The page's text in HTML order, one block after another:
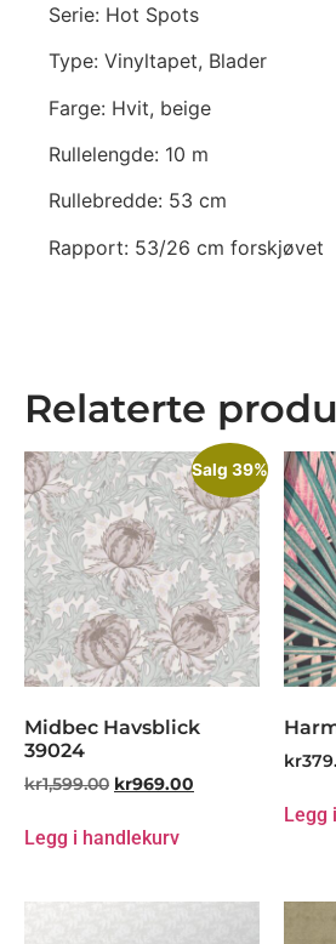
Serie: Hot Spots
Type: Vinyltapet, Blader
Farge: Hvit, beige
Rullelengde: 10 m
Rullebredde: 53 cm
Rapport: 53/26 cm forskjøvet
Relaterte
Salg 39%
Midbec Havsblick
39024
kr1,599.00 kr969.00
Legg i handlekurv
kr
Legg